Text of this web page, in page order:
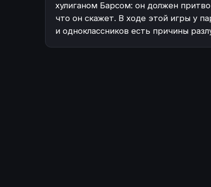
хулиганом Барсом: он должен
что он скажет. В ходе этой игры у
и одноклассников есть причины